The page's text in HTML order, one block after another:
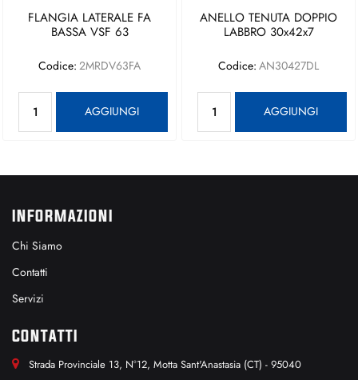
FLANGIA LATERALE FA
BASSA VSF 63
Codice: 2MRDV63FA
AGGIUNGI
ANELLO TENUTA DOPPIO
LABBRO 30x42x7
Codice: AN30427DL
AGGIUNGI
INFORMAZIONI
Chi Siamo
Contatti
Servizi
CONTATTI
Strada Provinciale 13, N°12, Motta Sant'Anastasia (CT) - 95040